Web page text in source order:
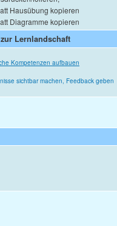
Hausübung kopieren
Diagramme kopieren
Lernlandschaft
Kompetenzen aufbauen
sichtbar machen, Feedback geben